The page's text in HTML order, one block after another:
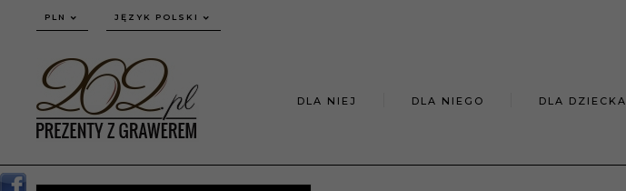
currency_h
PLN JĘZYK POLSKI
DLA NIEJ DLA NIEGO DLA DZIECKA